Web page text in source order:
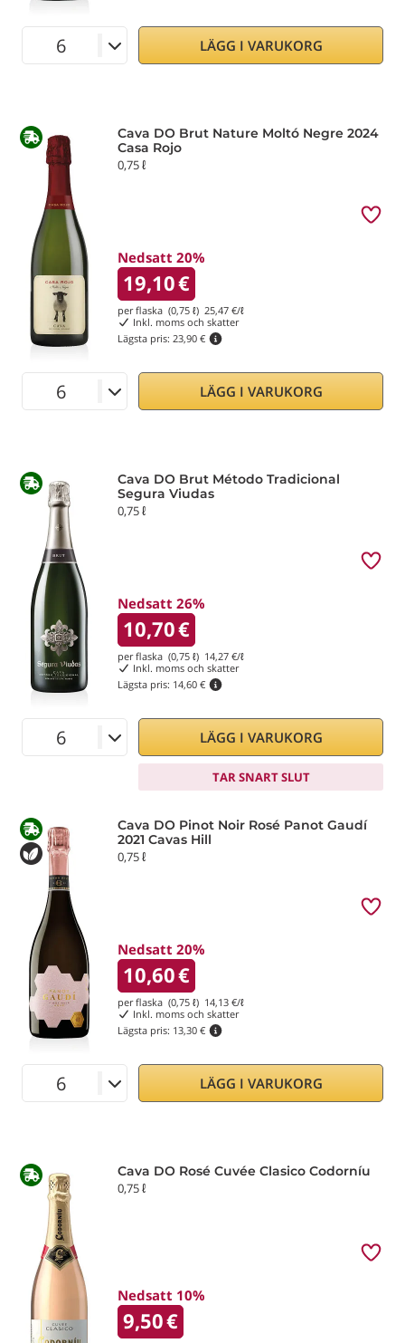
LÄGG I VARUKORG
Cava DO Brut Nature Moltó Negre 2024
Casa Rojo
0,75 ℓ
Nedsatt 20%
19,10€
per flaska (0,75 ℓ) 25,47 €/ℓ
Inkl. moms och skatter
Lägsta pris: 23,90 €
LÄGG I VARUKORG
Cava DO Brut Método Tradicional
Segura Viudas
0,75 ℓ
Nedsatt 26%
10,70€
per flaska (0,75 ℓ) 14,27 €/ℓ
Inkl. moms och skatter
Lägsta pris: 14,60 €
LÄGG I VARUKORG
TAR SNART SLUT
Cava DO Pinot Noir Rosé Panot Gaudí
2021 Cavas Hill
0,75 ℓ
Nedsatt 20%
10,60€
per flaska (0,75 ℓ) 14,13 €/ℓ
Inkl. moms och skatter
Lägsta pris: 13,30 €
LÄGG I VARUKORG
Cava DO Rosé Cuvée Clasico Codorníu
0,75 ℓ
Nedsatt 10%
9,50€